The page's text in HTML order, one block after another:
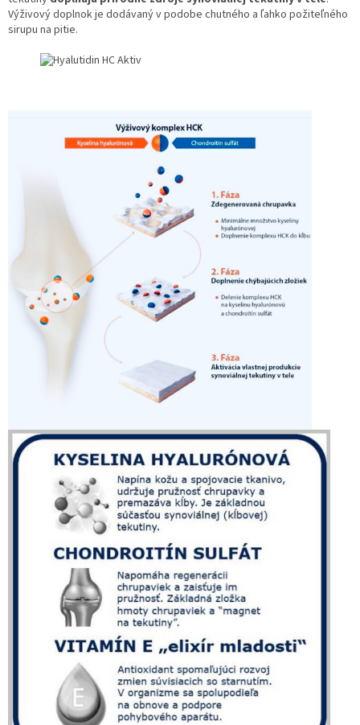
Výživový doplnok je dodávaný v podobe chutného a ľahko požiteľného
sirupu na pitie.